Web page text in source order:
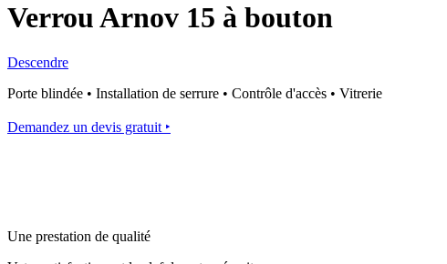
Verrou Arnov 15 à bouton
Descendre
Porte blindée • Installation de serrure • Contrôle d'accès • Vitrerie
Demandez un devis gratuit ‣
Une prestation de qualité